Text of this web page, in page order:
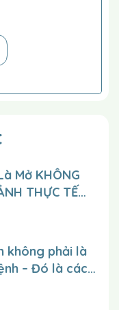
con ? Đó là…”.
túng, cho trẻ
từ đó bằng cách
định được hình
trợ giúp. Sau
cách đều đặn
hình để cho trẻ
5 lần không
lặp lại câu hỏi
kích động).
vào tên những
một cách đó.
Mở KHÔNG
THỰC TẾ
nhiều người
không phải là
– Đó là cách